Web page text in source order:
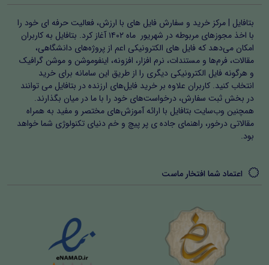
بتافایل | مرکز خرید و سفارش فایل های با ارزش، فعالیت حرفه ای خود را
با اخذ مجوزهای مربوطه در شهریور ماه ۱۴۰۲ آغاز کرد. بتافایل به کاربران
امکان می‌دهد که فایل های الکترونیکی اعم از پروژه‌های دانشگاهی،
مقالات، فرم‌ها و مستندات، نرم افزار، افزونه، اینفوموشن و موشن گرافیک
و هرگونه فایل الکترونیکی دیگری را از طریق این سامانه برای خرید
انتخاب کنید. کاربران علاوه بر خرید فایل‌های ارزنده در بتافایل می توانند
در بخش ثبت سفارش، درخواست‌های خود را با ما در میان بگذارند.
همچنین وب‌سایت بتافایل با ارائه آموزش‌های مختصر و مفید به همراه
مقالاتی درخور، راهنمای جاده ی پر پیچ و خم دنیای تکنولوژی شما خواهد
بود.
اعتماد شما افتخار ماست